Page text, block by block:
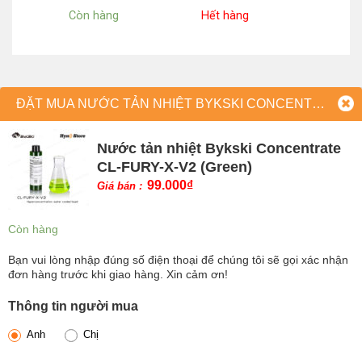
Còn hàng Hết hàng
ĐẶT MUA NƯỚC TẢN NHIỆT BYKSKI CONCENTRATE CL-FURY-X-V2 (GREEN)
Nước tản nhiệt Bykski Concentrate
CL-FURY-X-V2 (Green)
Giá bán : 99.000₫
Còn hàng
Bạn vui lòng nhập đúng số điện thoại để chúng tôi sẽ gọi xác nhận
đơn hàng trước khi giao hàng. Xin cảm ơn!
Thông tin người mua
Anh Chị